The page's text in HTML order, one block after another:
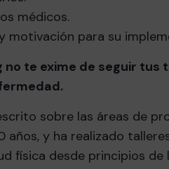
médicos.
motivación para su
no te exime de seguir
sobre las áreas de
y ha realizado
física desde principios de